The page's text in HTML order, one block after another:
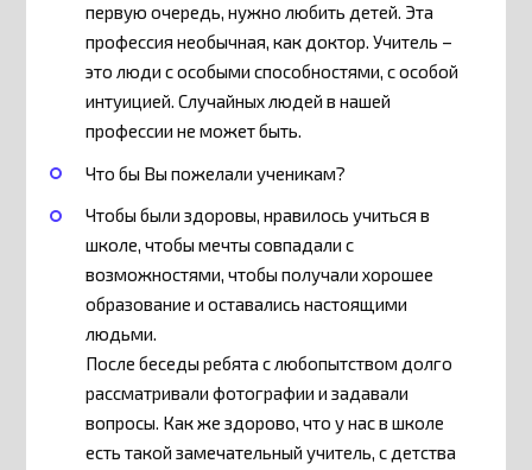
первую очередь, нужно любить детей. Эта
профессия необычная, как доктор. Учитель –
это люди с особыми способностями, с особой
интуицией. Случайных людей в нашей
профессии не может быть.
Что бы Вы пожелали ученикам?
Чтобы были здоровы, нравилось учиться в
школе, чтобы мечты совпадали с
возможностями, чтобы получали хорошее
образование и оставались настоящими
людьми.
После беседы ребята с любопытством долго
рассматривали фотографии и задавали
вопросы. Как же здорово, что у нас в школе
есть такой замечательный учитель, с детства